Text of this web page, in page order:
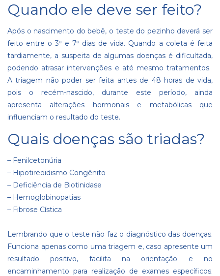
Quando ele deve ser feito?
Após o nascimento do bebê, o teste do pezinho deverá ser
feito entre o 3º e 7º dias de vida. Quando a coleta é feita
tardiamente, a suspeita de algumas doenças é dificultada,
podendo atrasar intervenções e até mesmo tratamentos.
A triagem não poder ser feita antes de 48 horas de vida,
pois o recém-nascido, durante este período, ainda
apresenta alterações hormonais e metabólicas que
influenciam o resultado do teste.
Quais doenças são triadas?
– Fenilcetonúria
– Hipotireoidismo Congênito
– Deficiência de Biotinidase
– Hemoglobinopatias
– Fibrose Cística
Lembrando que o teste não faz o diagnóstico das doenças.
Funciona apenas como uma triagem e, caso apresente um
resultado positivo, facilita na orientação e no
encaminhamento para realização de exames específicos.